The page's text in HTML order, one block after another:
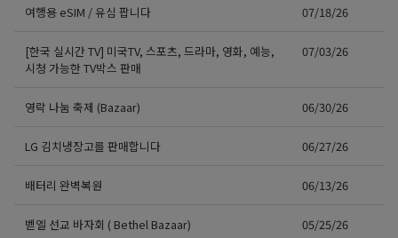
여행용 eSIM / 유심 팝니다 07/18/26
[한국 실시간 TV] 미국TV, 스포츠, 드라마, 영화, 예능,
시청 가능한 TV박스 판매
07/03/26
영락 나눔 축제 (Bazaar) 06/30/26
LG 김치냉장고를 판매합니다 06/27/26
배터리 완벽복원 06/13/26
벧엘 선교 바자회 ( Bethel Bazaar) 05/25/26